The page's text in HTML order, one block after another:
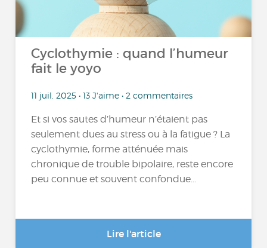
Cyclothymie : quand l’humeur
fait le yoyo
11 juil. 2025 • 13 J'aime • 2 commentaires
Et si vos sautes d’humeur n’étaient pas
seulement dues au stress ou à la fatigue ? La
cyclothymie, forme atténuée mais
chronique de trouble bipolaire, reste encore
peu connue et souvent confondue...
Lire l'article